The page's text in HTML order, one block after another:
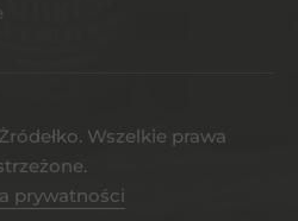
Wszelkie prawa
prywatności